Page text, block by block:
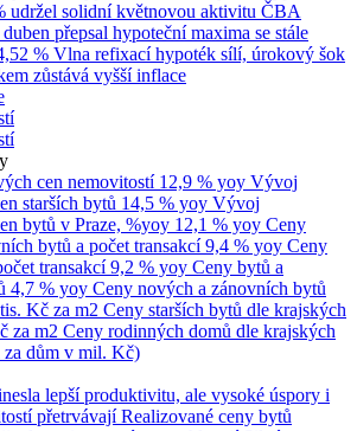
udržel solidní květnovou aktivitu ČBA
přepsal hypoteční maxima se stále
% Vlna refixací hypoték sílí, úrokový šok
zůstává vyšší inflace
cen nemovitostí 12,9 % yoy Vývoj
starších bytů 14,5 % yoy Vývoj
bytů v Praze, %yoy 12,1 % yoy Ceny
bytů a počet transakcí 9,4 % yoy Ceny
transakcí 9,2 % yoy Ceny bytů a
4,7 % yoy Ceny nových a zánovních bytů
Kč za m2 Ceny starších bytů dle krajských
za m2 Ceny rodinných domů dle krajských
za dům v mil. Kč)
lepší produktivitu, ale vysoké úspory i
přetrvávají Realizované ceny bytů